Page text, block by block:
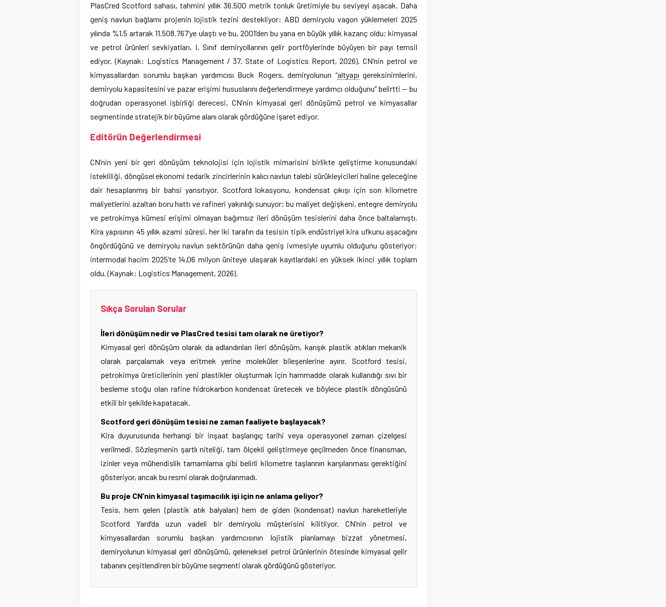
PlasCred Scotford sahası, tahmini yıllık 36.500 metrik tonluk üretimiyle bu seviyeyi aşacak. Daha
geniş navlun bağlamı projenin lojistik tezini destekliyor: ABD demiryolu vagon yüklemeleri 2025
yılında %1,5 artarak 11.508.767’ye ulaştı ve bu, 2001’den bu yana en büyük yıllık kazanç oldu; kimyasal
ve petrol ürünleri sevkiyatları, I. Sınıf demiryollarının gelir portföylerinde büyüyen bir payı temsil
ediyor. (Kaynak: Logistics Management / 37. State of Logistics Report, 2026). CN’nin petrol ve
kimyasallardan sorumlu başkan yardımcısı Buck Rogers, demiryolunun “altyapı gereksinimlerini,
demiryolu kapasitesini ve pazar erişimi hususlarını değerlendirmeye yardımcı olduğunu” belirtti — bu
doğrudan operasyonel işbirliği derecesi, CN’nin kimyasal geri dönüşümü petrol ve kimyasallar
segmentinde stratejik bir büyüme alanı olarak gördüğüne işaret ediyor.
Editörün Değerlendirmesi
CN’nin yeni bir geri dönüşüm teknolojisi için lojistik mimarisini birlikte geliştirme konusundaki
istekliliği, döngüsel ekonomi tedarik zincirlerinin kalıcı navlun talebi sürükleyicileri haline geleceğine
dair hesaplanmış bir bahsi yansıtıyor. Scotford lokasyonu, kondensat çıkışı için son kilometre
maliyetlerini azaltan boru hattı ve rafineri yakınlığı sunuyor; bu maliyet değişkeni, entegre demiryolu
ve petrokimya kümesi erişimi olmayan bağımsız ileri dönüşüm tesislerini daha önce baltalamıştı.
Kira yapısının 45 yıllık azami süresi, her iki tarafın da tesisin tipik endüstriyel kira ufkunu aşacağını
öngördüğünü ve demiryolu navlun sektörünün daha geniş ivmesiyle uyumlu olduğunu gösteriyor:
intermodal hacim 2025’te 14,06 milyon üniteye ulaşarak kayıtlardaki en yüksek ikinci yıllık toplam
oldu. (Kaynak: Logistics Management, 2026).
Sıkça Sorulan Sorular
İleri dönüşüm nedir ve PlasCred tesisi tam olarak ne üretiyor?
Kimyasal geri dönüşüm olarak da adlandırılan ileri dönüşüm, karışık plastik atıkları mekanik
olarak parçalamak veya eritmek yerine moleküler bileşenlerine ayırır. Scotford tesisi,
petrokimya üreticilerinin yeni plastikler oluşturmak için hammadde olarak kullandığı sıvı bir
besleme stoğu olan rafine hidrokarbon kondensat üretecek ve böylece plastik döngüsünü
etkili bir şekilde kapatacak.
Scotford geri dönüşüm tesisi ne zaman faaliyete başlayacak?
Kira duyurusunda herhangi bir inşaat başlangıç tarihi veya operasyonel zaman çizelgesi
verilmedi. Sözleşmenin şartlı niteliği, tam ölçekli geliştirmeye geçilmeden önce finansman,
izinler veya mühendislik tamamlama gibi belirli kilometre taşlarının karşılanması gerektiğini
gösteriyor, ancak bu resmi olarak doğrulanmadı.
Bu proje CN’nin kimyasal taşımacılık işi için ne anlama geliyor?
Tesis, hem gelen (plastik atık balyaları) hem de giden (kondensat) navlun hareketleriyle
Scotford Yard’da uzun vadeli bir demiryolu müşterisini kilitliyor. CN’nin petrol ve
kimyasallardan sorumlu başkan yardımcısının lojistik planlamayı bizzat yönetmesi,
demiryolunun kimyasal geri dönüşümü, geleneksel petrol ürünlerinin ötesinde kimyasal gelir
tabanını çeşitlendiren bir büyüme segmenti olarak gördüğünü gösteriyor.